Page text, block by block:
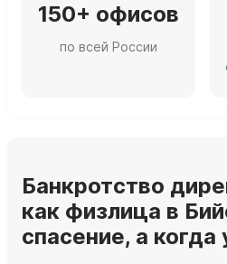
150+ офисов
по всей России
Банкротство
как физлица в
спасение, а